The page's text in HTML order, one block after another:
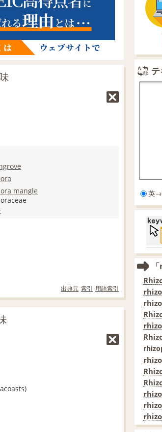
mangle
出典元 索引 用語索引
英→